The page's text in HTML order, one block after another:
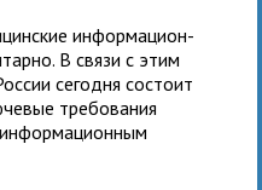
инфор­ма­ци­он­
В связи с этим
сегодня состоит
тре­бо­ва­ния